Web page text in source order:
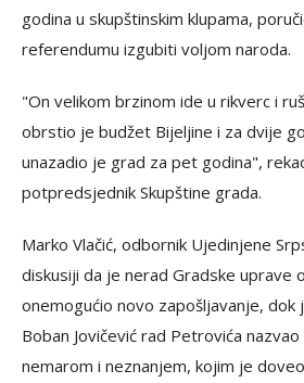
godina u skupštinskim klupama,
referendumu izgubiti voljom naroda.
"On velikom brzinom ide u rikverc i
obrstio je budžet Bijeljine i za dvije
unazadio je grad za pet godina",
potpredsjednik Skupštine grada.
Marko Vlačić, odbornik Ujedinjene
diskusiji da je nerad Gradske uprave
onemogućio novo zapošljavanje, dok
Boban Jovičević rad Petrovića
nemarom i neznanjem, kojim je